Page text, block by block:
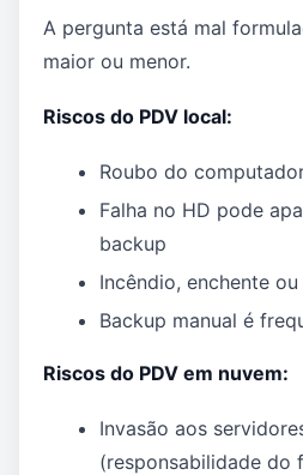
A pergunta está mal
maior ou menor.
Riscos do PDV local:
Roubo do
Falha no HD pode
backup
Incêndio, enchente
Backup manual é
Riscos do PDV em nuvem:
Invasão aos
(responsabilidade do